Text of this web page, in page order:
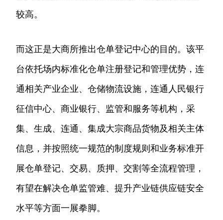
较高。
而这正是大商所推出仓单登记中心的目的。该平
台依托场内标准化仓单注册登记和管理优势，连
通相关产业企业、仓储物流设施，连通人民银行
征信中心、商业银行、监管和服务等机构，采
集、生成、连通、集成大宗商品货物及相关主体
信息，并按照统一规范的制度规则和业务标准开
展仓单登记、交易、质押、交割等全流程管理，
有望在解决仓单监管难、提升产业链供应链安全
水平等方面一展拳脚。